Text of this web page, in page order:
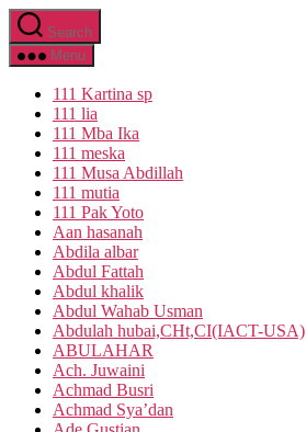
Skip
to
the
Search
Menu
111 Kartina sp
111 lia
111 Mba Ika
111 meska
111 Musa Abdillah
111 mutia
111 Pak Yoto
Aan hasanah
Abdila albar
Abdul Fattah
Abdul khalik
Abdul Wahab Usman
Abdulah hubai,CHt,CI(IACT-USA)
ABULAHAR
Ach. Juwaini
Achmad Busri
Achmad Sya’dan